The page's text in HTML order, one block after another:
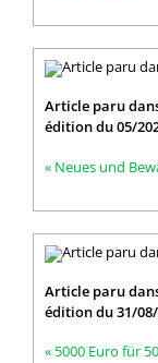
Article paru
édition du 05/
« Neues und
Article paru
édition du 31/08/
« 5000 Euro für